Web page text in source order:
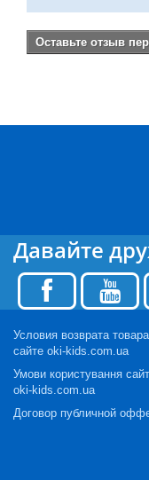
Оставьте отзыв
Давайте
Условия возврата
сайте oki-kids.com.ua
Умови користування
oki-kids.com.ua
Договор публичной